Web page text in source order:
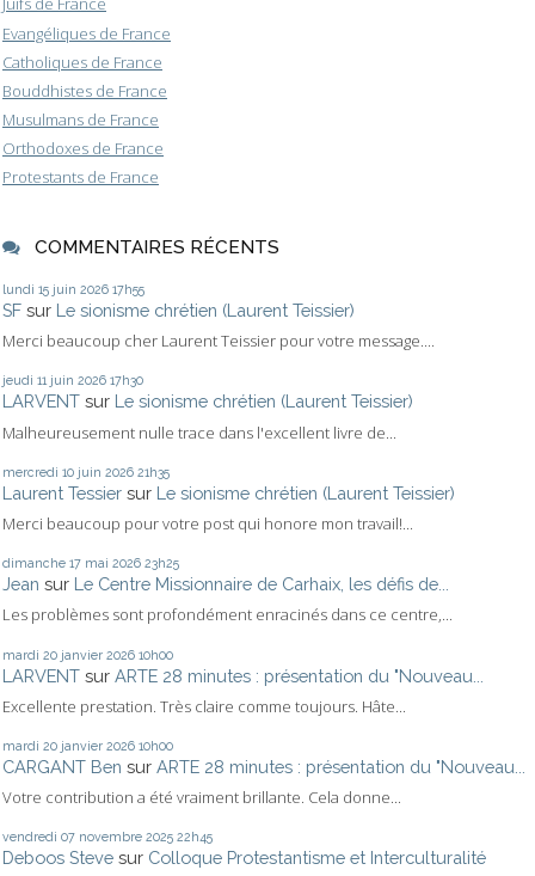
Evangéliques de France
Catholiques de France
Bouddhistes de France
Musulmans de France
Orthodoxes de France
Protestants de France
COMMENTAIRES RÉCENTS
lundi 15 juin 2026 17h55
SF sur Le sionisme chrétien (Laurent Teissier)
Merci beaucoup cher Laurent Teissier pour votre message....
jeudi 11 juin 2026 17h30
LARVENT sur Le sionisme chrétien (Laurent Teissier)
Malheureusement nulle trace dans l'excellent livre de...
mercredi 10 juin 2026 21h35
Laurent Tessier sur Le sionisme chrétien (Laurent Teissier)
Merci beaucoup pour votre post qui honore mon travail!...
dimanche 17 mai 2026 23h25
Jean sur Le Centre Missionnaire de Carhaix, les défis de...
Les problèmes sont profondément enracinés dans ce centre,...
mardi 20 janvier 2026 10h00
LARVENT sur ARTE 28 minutes : présentation du "Nouveau...
Excellente prestation. Très claire comme toujours. Hâte...
mardi 20 janvier 2026 10h00
CARGANT Ben sur ARTE 28 minutes : présentation du "Nouveau...
Votre contribution a été vraiment brillante. Cela donne...
vendredi 07 novembre 2025 22h45
Deboos Steve sur Colloque Protestantisme et Interculturalité